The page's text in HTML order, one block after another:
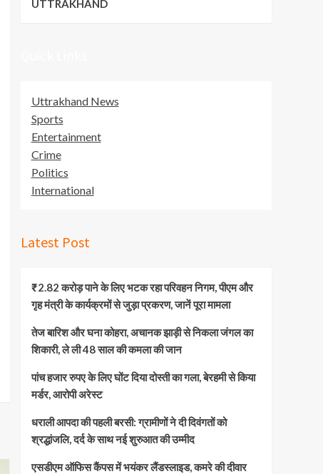
UTTRAKHAND
Uttrakhand News
Sports
Entertainment
Crime
Politics
International
Latest Post
₹2.82 करोड़ पाने के लिए भटक रहा परिवहन निगम, पीएम और
गृह मंत्री के कार्यक्रमों से जुड़ा प्रकरण, जानें पूरा मामला
तेज बारिश और घना कोहरा, अचानक झाड़ी से निकला जंगल का
शिकारी, ले ली 48 साल की कमला की जान
पांच हजार रुपए के लिए घोंट दिया दोस्ती का गला, बेरहमी से किया
मर्डर, आरोपी अरेस्ट
धराली आपदा की पहली बरसी: ग्रामीणों ने दी दिवंगतों को
श्रद्धांजलि, दर्द के साथ नई शुरुआत की उम्मीद
एसडीएम ऑफिस कैंपस में भयंकर लैंडस्लाइड, कमरे की दीवार